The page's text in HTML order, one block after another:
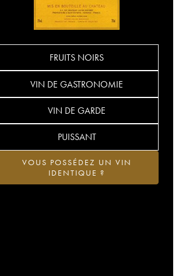
FRUITS NOIRS
VIN DE GASTRONOMIE
VIN DE GARDE
PUISSANT
VOUS POSSÉDEZ UN VIN
IDENTIQUE ?